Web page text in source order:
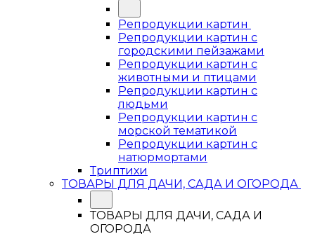
Репродукции картин
Репродукции картин с
городскими пейзажами
Репродукции картин с
животными и птицами
Репродукции картин с
людьми
Репродукции картин с
морской тематикой
Репродукции картин с
натюрмортами
Триптихи
ТОВАРЫ ДЛЯ ДАЧИ, САДА И ОГОРОДА
ТОВАРЫ ДЛЯ ДАЧИ, САДА И
ОГОРОДА